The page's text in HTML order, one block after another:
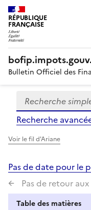
RÉPUBLIQUE
FRANÇAISE
Bulletin Officiel des
Formulaire
de
recherche
Recherche
Recherche
Voir le fil d'Ariane
Pas de date pour le
Pas de retour
Table des matières